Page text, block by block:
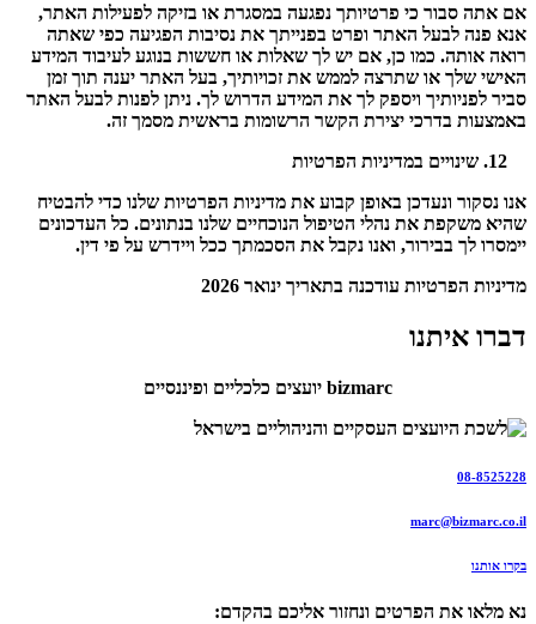
אם אתה סבור כי פרטיותך נפגעה במסגרת או בזיקה לפעילות האתר,
אנא פנה לבעל האתר ופרט בפנייתך את נסיבות הפגיעה כפי שאתה
רואה אותה. כמו כן, אם יש לך שאלות או חששות בנוגע לעיבוד המידע
האישי שלך או שתרצה לממש את זכויותיך, בעל האתר יענה תוך זמן
סביר לפניותיך ויספק לך את המידע הדרוש לך. ניתן לפנות לבעל האתר
באמצעות בדרכי יצירת הקשר הרשומות בראשית מסמך זה.
שינויים במדיניות הפרטיות
אנו נסקור ונעדכן באופן קבוע את מדיניות הפרטיות שלנו כדי להבטיח
שהיא משקפת את נהלי הטיפול הנוכחיים שלנו בנתונים. כל העדכונים
יימסרו לך בבירור, ואנו נקבל את הסכמתך ככל ויידרש על פי דין.
מדיניות הפרטיות עודכנה בתאריך ינואר 2026
דברו איתנו
bizmarc יועצים כלכליים ופיננסיים
08-8525228
marc@bizmarc.co.il
בקרו אותנו
נא מלאו את הפרטים ונחזור אליכם בהקדם: